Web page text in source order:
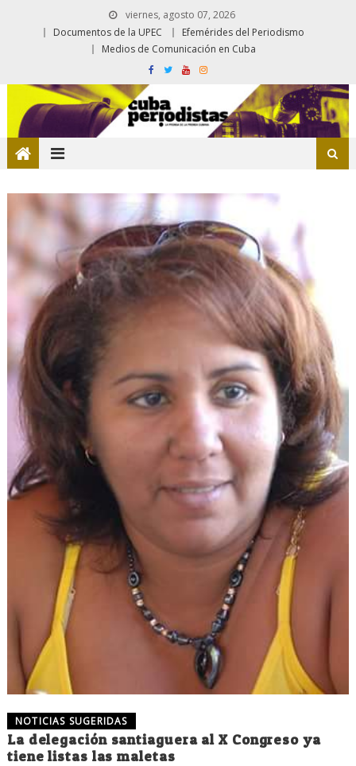
viernes, agosto 07, 2026
Documentos de la UPEC
Efemérides del Periodismo
Medios de Comunicación en Cuba
NOTICIAS SUGERIDAS
La delegación santiaguera al X Congreso ya
tiene listas las maletas